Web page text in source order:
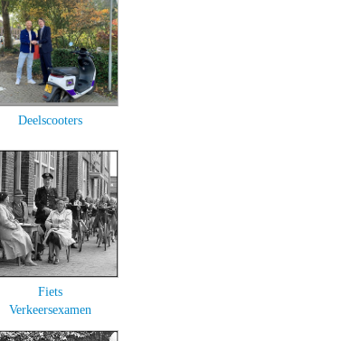
Deelscooters
Fiets
Verkeersexamen